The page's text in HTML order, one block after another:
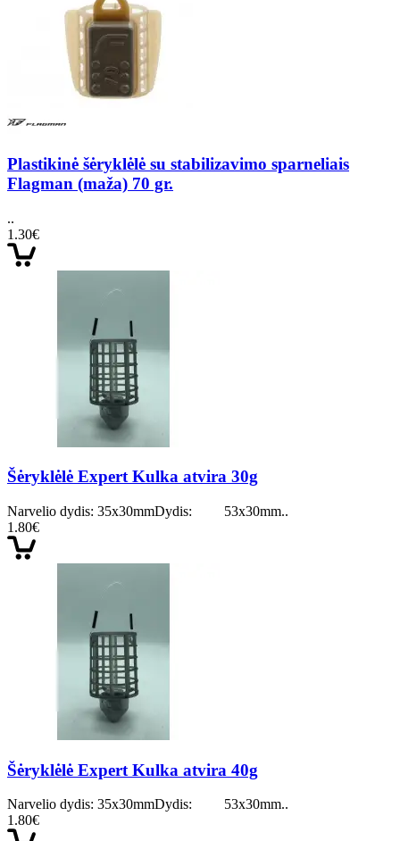
Plastikinė šėryklėlė su stabilizavimo sparneliais
Flagman (maža) 70 gr.
..
1.30€
Šėryklėlė Expert Kulka atvira 30g
Narvelio dydis: 35x30mmDydis: 53x30mm..
1.80€
Šėryklėlė Expert Kulka atvira 40g
Narvelio dydis: 35x30mmDydis: 53x30mm..
1.80€